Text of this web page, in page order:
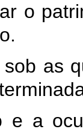
o
as
e a